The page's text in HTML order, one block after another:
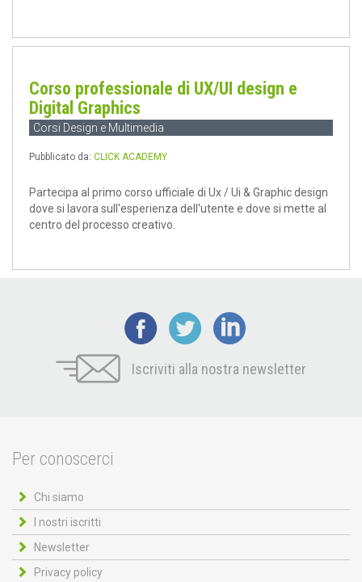
Corso professionale di UX/UI design e
Digital Graphics
Corsi Design e Multimedia
Pubblicato da: CLICK ACADEMY
Partecipa al primo corso ufficiale di Ux / Ui & Graphic design
dove si lavora sull'esperienza dell'utente e dove si mette al
centro del processo creativo.
Iscriviti alla nostra newsletter
Per conoscerci
Chi siamo
I nostri iscritti
Newsletter
Privacy policy